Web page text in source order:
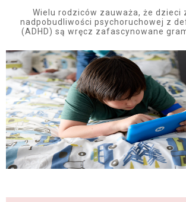
Wielu rodziców zauważa, że dzieci
nadpobudliwości psychoruchowej z
(ADHD) są wręcz zafascynowane